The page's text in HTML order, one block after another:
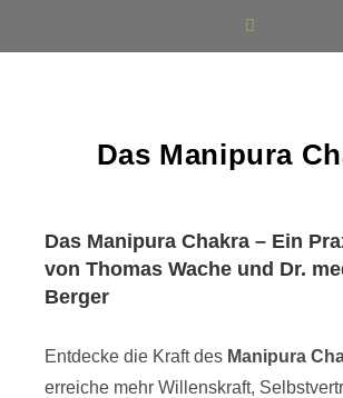
Das Manipura
Das Manipura Chakra – Ein
von Thomas Wache und Dr.
Berger
Entdecke die Kraft des Manipura
erreiche mehr Willenskraft,